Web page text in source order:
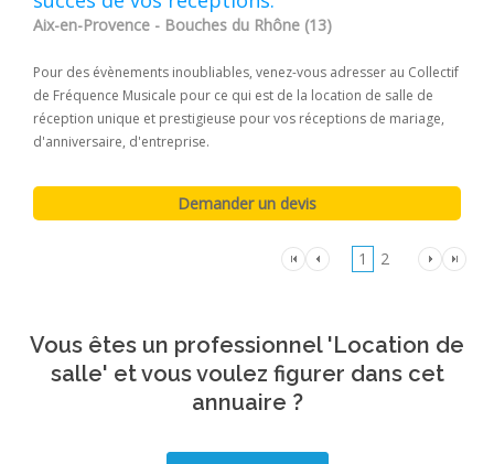
Aix-en-Provence - Bouches du Rhône (13)
Pour des évènements inoubliables, venez-vous adresser au Collectif
de Fréquence Musicale pour ce qui est de la location de salle de
réception unique et prestigieuse pour vos réceptions de mariage,
d'anniversaire, d'entreprise.
1 2
Vous êtes un professionnel 'Location de
salle' et vous voulez figurer dans cet
annuaire ?